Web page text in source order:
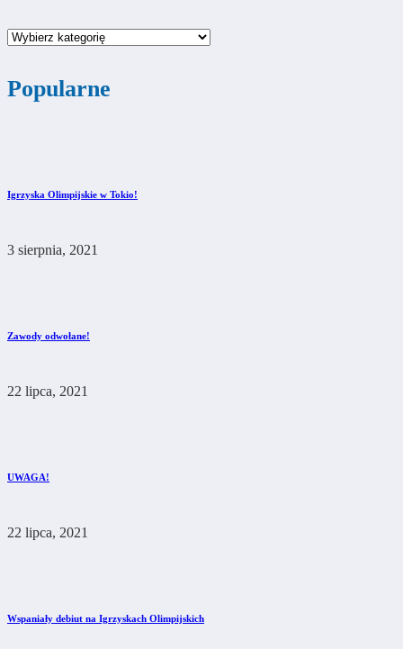
Kategorie
Popularne
Igrzyska Olimpijskie w Tokio!
3 sierpnia, 2021
Zawody odwołane!
22 lipca, 2021
UWAGA!
22 lipca, 2021
Wspaniały debiut na Igrzyskach Olimpijskich